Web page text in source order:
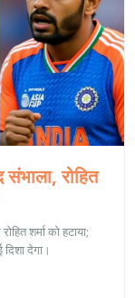
रोहित
शर्मा को हटाया;
देगा।